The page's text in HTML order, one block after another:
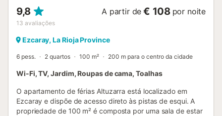
9,8
13 avaliações
A partir de € 108 por noite
Ezcaray, La Rioja Province
6 pess. 2 quartos 100 m² 200 m para o centro da cidade
Wi-Fi, TV, Jardim, Roupas de cama, Toalhas
O apartamento de férias Altuzarra está localizado em
Ezcaray e dispõe de acesso direto às pistas de esqui. A
propriedade de 100 m² é composta por uma sala de estar